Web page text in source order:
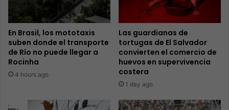
En Brasil, los mototaxis
suben donde el transporte
de Río no puede llegar a
Rocinha
4 hours ago
Las guardianas de
tortugas de El Salvador
convierten el comercio de
huevos en supervivencia
costera
1 day ago